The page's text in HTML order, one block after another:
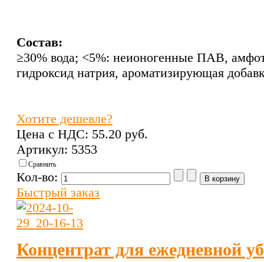
Состав:
≥30% вода; <5%: неионогенные ПАВ,
гидроксид натрия, ароматизирующая
Хотите дешевле?
Цена с НДС: 55.20 pуб.
Артикул: 5353
Сравнить
Кол-во:
Быстрый заказ
Концентрат для ежедневной